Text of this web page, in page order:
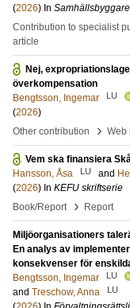
(2026) In
Contribution to specialist
article
Nej,
överkompensation
Bengtsson, Ingemar
LU
(2026)
Other contribution
› Web
Vem ska finansiera
Hansson, Åsa
LU and
(2026) In KEFU skriftserie
Book/Report
› Report
Miljöorganisationers
En analys av
konsekvenser för
Bengtsson, Ingemar
LU
and Treschow, Anna LU